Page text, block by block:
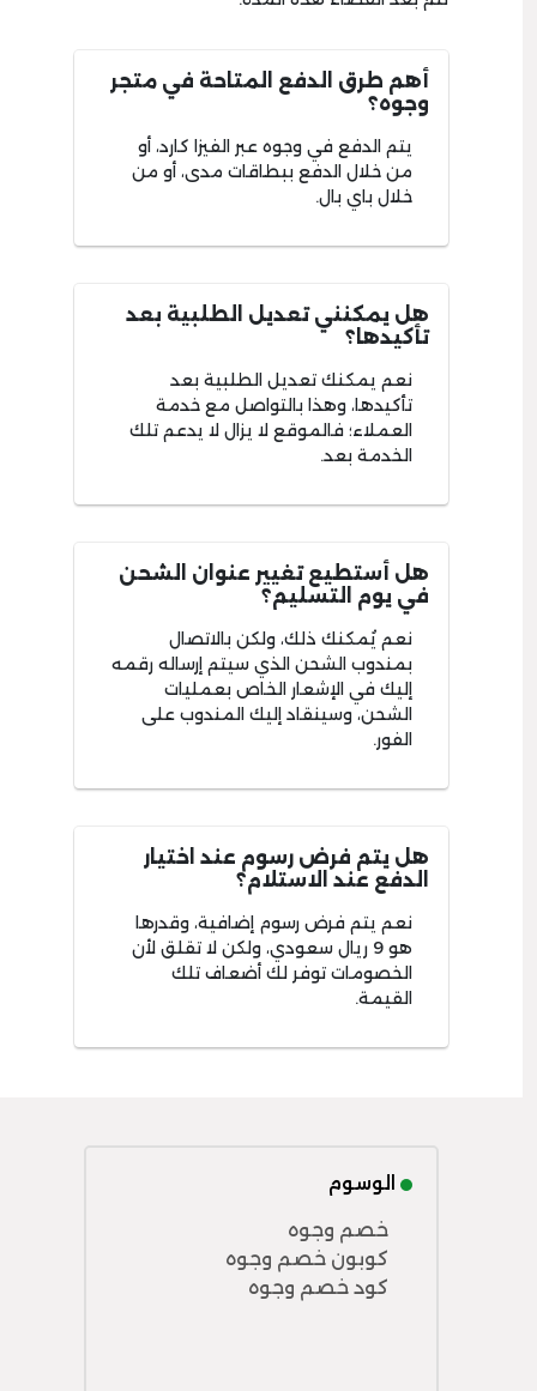
أهم طرق الدفع المتاحة في متجر
وجوه؟
يتم الدفع في وجوه عبر الفيزا كارد، أو
من خلال الدفع ببطاقات مدى، أو من
خلال باي بال.
هل يمكنني تعديل الطلبية بعد
تأكيدها؟
نعم يمكنك تعديل الطلبية بعد
تأكيدها، وهذا بالتواصل مع خدمة
العملاء؛ فالموقع لا يزال لا يدعم تلك
الخدمة بعد.
هل أستطيع تغيير عنوان الشحن
في يوم التسليم؟
نعم يُمكنك ذلك، ولكن بالاتصال
بمندوب الشحن الذي سيتم إرساله رقمه
إليك في الإشعار الخاص بعمليات
الشحن، وسينقاد إليك المندوب على
الفور.
هل يتم فرض رسوم عند اختيار
الدفع عند الاستلام؟
نعم يتم فرض رسوم إضافية، وقدرها
هو 9 ريال سعودي، ولكن لا تقلق لأن
الخصومات توفر لك أضعاف تلك
القيمة.
الوسوم
خصم وجوه
كوبون خصم وجوه
كود خصم وجوه